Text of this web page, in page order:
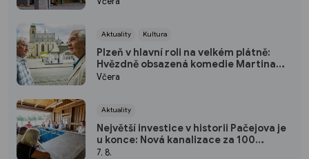
Aktuality Kultura
Plzeň v hlavní roli na velkém plátně:
Hvězdně obsazená komedie Martina
Horského se představí na bezplatné
Včera
Aktuality
Největší investice v historii Pačejova je
u konce: Nová kanalizace za 100
milionů korun získala kolaudaci, obec
7. 8.